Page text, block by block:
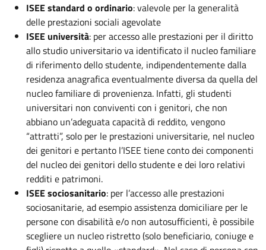
ISEE standard o ordinario: valevole per la generalità
delle prestazioni sociali agevolate
ISEE università: per accesso alle prestazioni per il diritto
allo studio universitario va identificato il nucleo familiare
di riferimento dello studente, indipendentemente dalla
residenza anagrafica eventualmente diversa da quella del
nucleo familiare di provenienza. Infatti, gli studenti
universitari non conviventi con i genitori, che non
abbiano un’adeguata capacità di reddito, vengono
“attratti”, solo per le prestazioni universitarie, nel nucleo
dei genitori e pertanto l’ISEE tiene conto dei componenti
del nucleo dei genitori dello studente e dei loro relativi
redditi e patrimoni.
ISEE sociosanitario: per l’accesso alle prestazioni
sociosanitarie, ad esempio assistenza domiciliare per le
persone con disabilità e/o non autosufficienti, è possibile
scegliere un nucleo ristretto (solo beneficiario, coniuge e